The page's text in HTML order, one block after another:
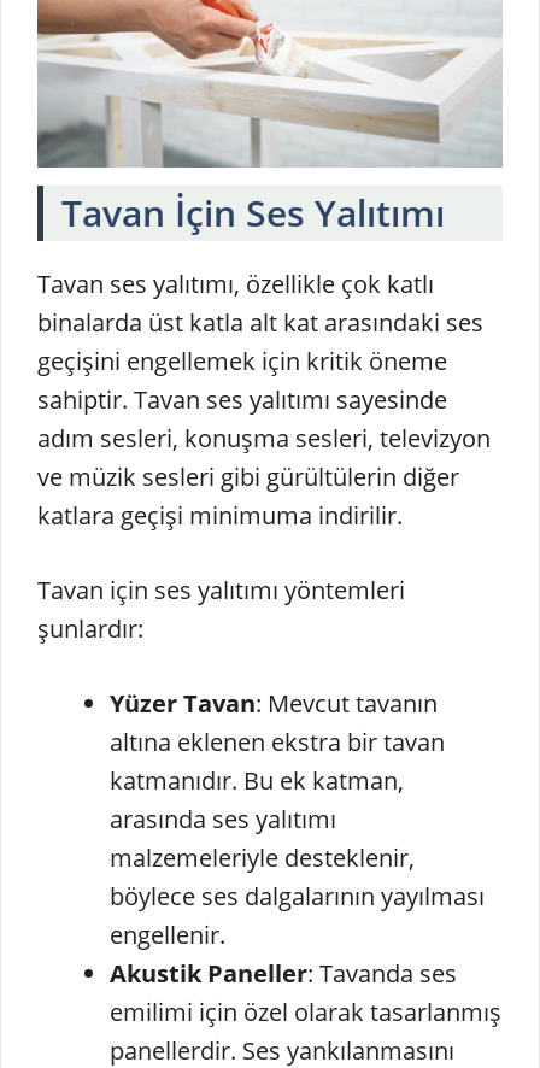
Tavan İçin Ses Yalıtımı
Tavan ses yalıtımı, özellikle çok katlı
binalarda üst katla alt kat arasındaki ses
geçişini engellemek için kritik öneme
sahiptir. Tavan ses yalıtımı sayesinde
adım sesleri, konuşma sesleri, televizyon
ve müzik sesleri gibi gürültülerin diğer
katlara geçişi minimuma indirilir.
Tavan için ses yalıtımı yöntemleri
şunlardır:
Yüzer Tavan: Mevcut tavanın
altına eklenen ekstra bir tavan
katmanıdır. Bu ek katman,
arasında ses yalıtımı
malzemeleriyle desteklenir,
böylece ses dalgalarının yayılması
engellenir.
Akustik Paneller: Tavanda ses
emilimi için özel olarak tasarlanmış
panellerdir. Ses yankılanmasını